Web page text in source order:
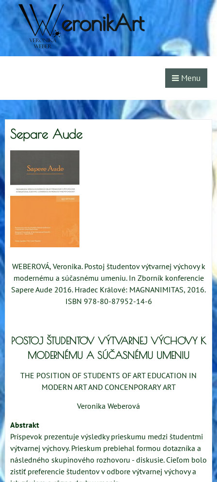
eronikArt
Menu
Separe Aude
WEBEROVÁ, Veronika. Postoj študentov výtvarnej výchovy k
modernému a súčasnému umeniu. In Zborník konferencie
Sapere Aude 2016. Hradec Králové: MAGNANIMITAS, 2016.
ISBN 978-80-87952-14-6
POSTOJ ŠTUDENTOV VÝTVARNEJ VÝCHOVY K
MODERNÉMU A SÚČASNÉMU UMENIU
THE POSITION OF STUDENTS OF ART EDUCATION IN
MODERN ART AND CONCENPORARY ART
Veronika Weberová
Abstrakt
Príspevok prezentuje výsledky prieskumu medzi študentmi
výtvarnej výchovy. Prieskum prebiehal formou dotazníka a
následného skupinového rozhovoru - diskusie. Cieľom bolo
zistiť preferencie študentov v odbore výtvarnej výchovy a